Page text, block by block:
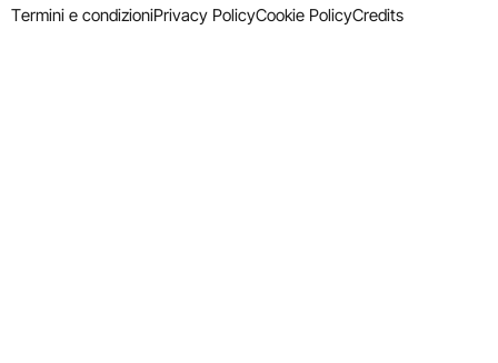
Termini e condizioniPrivacy PolicyCookie PolicyCredits